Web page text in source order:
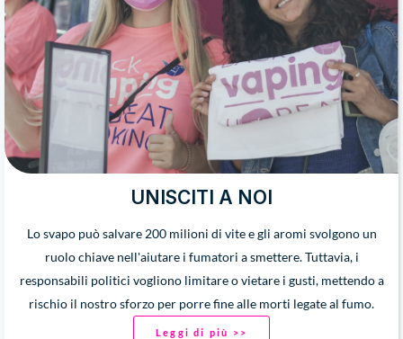
UNISCITI A NOI
Lo svapo può salvare 200 milioni di vite e gli aromi svolgono un
ruolo chiave nell'aiutare i fumatori a smettere. Tuttavia, i
responsabili politici vogliono limitare o vietare i gusti, mettendo a
rischio il nostro sforzo per porre fine alle morti legate al fumo.
Leggi di più >>